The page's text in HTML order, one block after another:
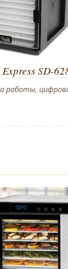
SD-
работы,